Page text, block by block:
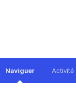
Naviguer Activité